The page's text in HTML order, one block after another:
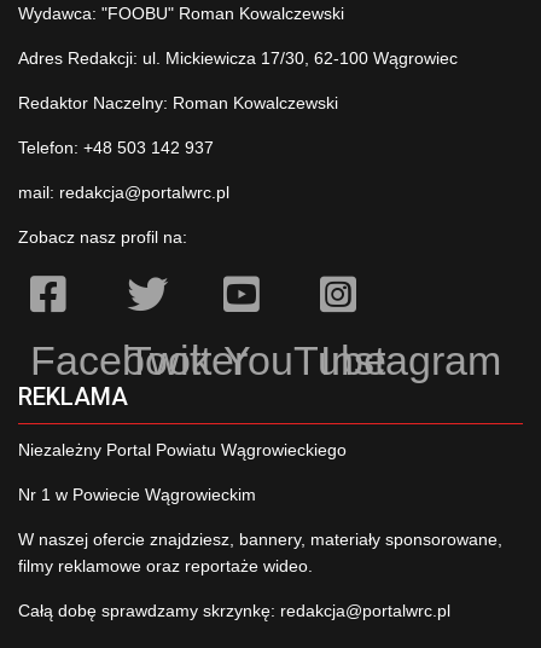
Wydawca: "FOOBU" Roman Kowalczewski
Adres Redakcji: ul. Mickiewicza 17/30, 62-100 Wągrowiec
Redaktor Naczelny: Roman Kowalczewski
Telefon: +48 503 142 937
mail: redakcja@portalwrc.pl
Zobacz nasz profil na:
Facebook
TwitterYouTubeInstagram
REKLAMA
Niezależny Portal Powiatu Wągrowieckiego
Nr 1 w Powiecie Wągrowieckim
W naszej ofercie znajdziesz, bannery, materiały sponsorowane,
filmy reklamowe oraz reportaże wideo.
Całą dobę sprawdzamy skrzynkę: redakcja@portalwrc.pl